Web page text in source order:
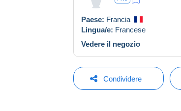
Paese: Francia
Lingua/e: Francese
Vedere il negozio
Condividere